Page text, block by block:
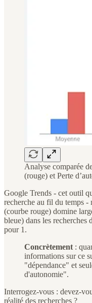
Analyse comparée
(rouge) et Perte
Google Trends - cet outil
recherche au fil du temps -
(courbe rouge) domine
bleue) dans les recherches
pour 1.
Concrètement :
informations sur ce
"dépendance" et
d'autonomie".
Interrogez-vous : devez-
réalité des recherches ?